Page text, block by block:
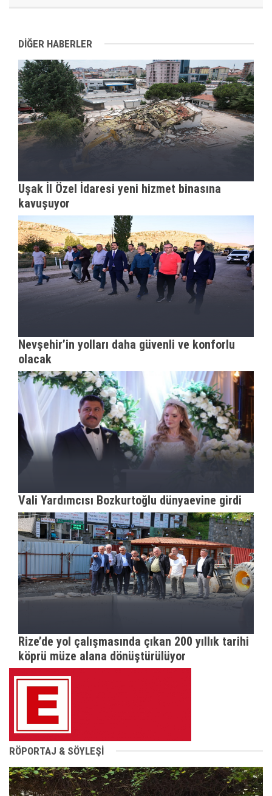
DİĞER HABERLER
Uşak İl Özel İdaresi yeni hizmet binasına
kavuşuyor
Nevşehir’in yolları daha güvenli ve konforlu
olacak
Vali Yardımcısı Bozkurtoğlu dünyaevine girdi
Rize’de yol çalışmasında çıkan 200 yıllık tarihi
köprü müze alana dönüştürülüyor
RÖPORTAJ & SÖYLEŞİ